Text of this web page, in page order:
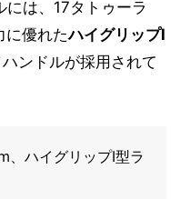
は、17タトゥーラ
に優れたハイグリップI
ンドルが採用されて
、ハイグリップI型ラ